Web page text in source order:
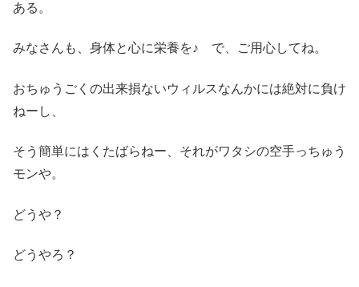
ある。
みなさんも、身体と心に栄養を♪ で、ご用心してね。
おちゅうごくの出来損ないウィルスなんかには絶対に負け
ねーし、
そう簡単にはくたばらねー、それがワタシの空手っちゅう
モンや。
どうや？
どうやろ？